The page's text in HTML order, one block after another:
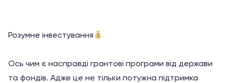
Розумне інвестування
Ось чим є насправді грантові програми від держави
та фондів. Адже це не тільки потужна підтримка